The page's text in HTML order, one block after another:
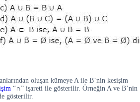
oluşan kümeye A ile B’nin kesişim
“∩” işareti ile gösterilir. Örneğin A ve B’nin
gösterilir.